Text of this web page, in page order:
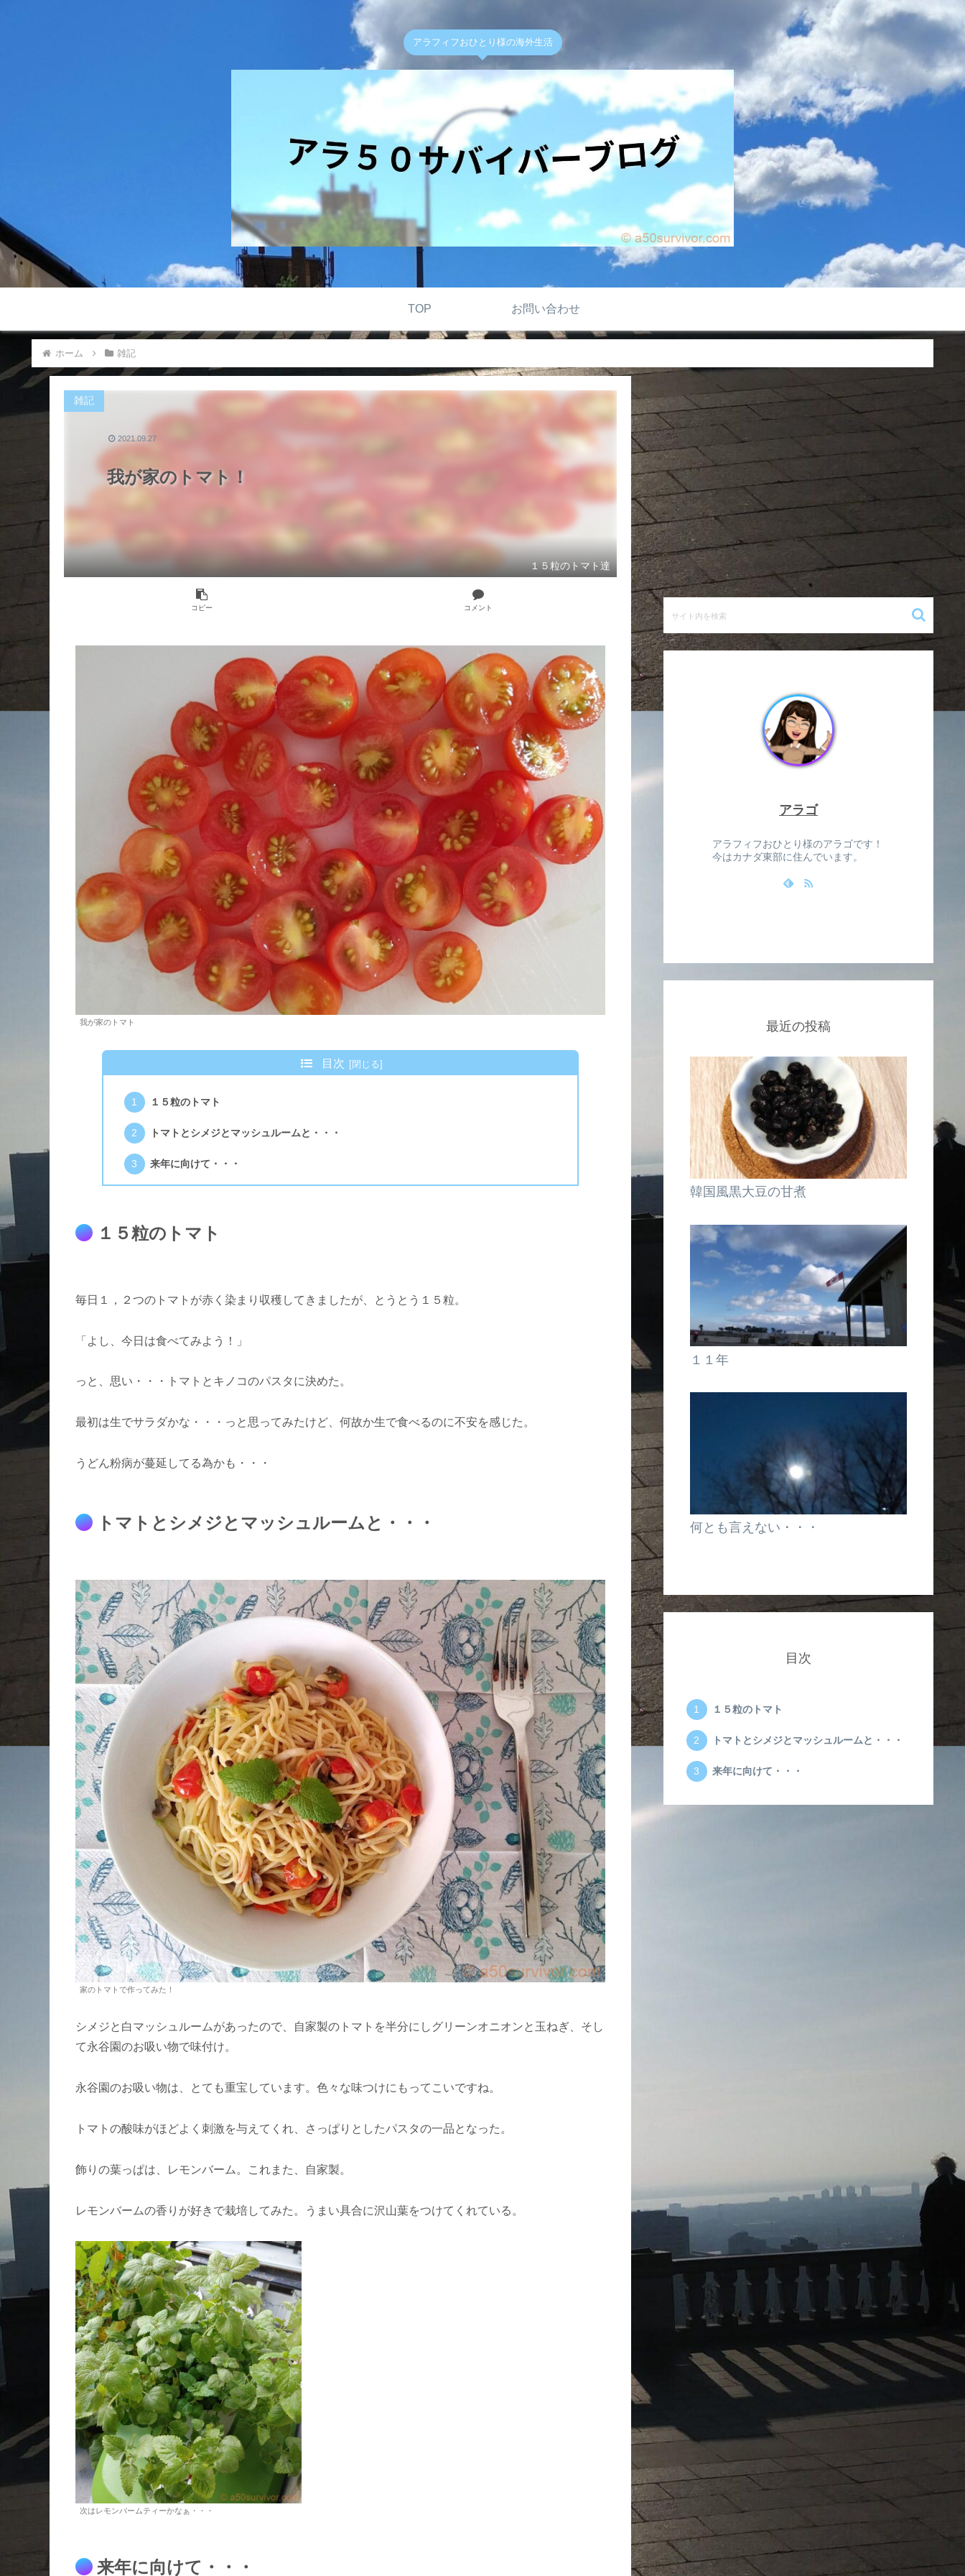
アラフィフおひとり様の海外生活
TOP お問い合わせ
ホーム 雑記
我が家のトマト！
雑記
１５粒のトマト達
コピー コメント
2021.09.27
我が家のトマト
目次
１５粒のトマト
トマトとシメジとマッシュルームと・・・
来年に向けて・・・
１５粒のトマト
毎日１，２つのトマトが赤く染まり収穫してきましたが、とうとう１５粒。
「よし、今日は食べてみよう！」
っと、思い・・・トマトとキノコのパスタに決めた。
最初は生でサラダかな・・・っと思ってみたけど、何故か生で食べるのに不安を感じた。
うどん粉病が蔓延してる為かも・・・
トマトとシメジとマッシュルームと・・・
家のトマトで作ってみた！
シメジと白マッシュルームがあったので、自家製のトマトを半分にしグリーンオニオンと玉ねぎ、そし
て永谷園のお吸い物で味付け。
永谷園のお吸い物は、とても重宝しています。色々な味つけにもってこいですね。
トマトの酸味がほどよく刺激を与えてくれ、さっぱりとしたパスタの一品となった。
飾りの葉っぱは、レモンバーム。これまた、自家製。
レモンバームの香りが好きで栽培してみた。うまい具合に沢山葉をつけてくれている。
次はレモンバームティーかなぁ・・・
来年に向けて・・・
アラゴ
アラフィフおひとり様のアラゴです！
今はカナダ東部に住んでいます。
最近の投稿
韓国風黒大豆の甘煮
１１年
何とも言えない・・・
目次
１５粒のトマト
トマトとシメジとマッシュルームと・・・
来年に向けて・・・